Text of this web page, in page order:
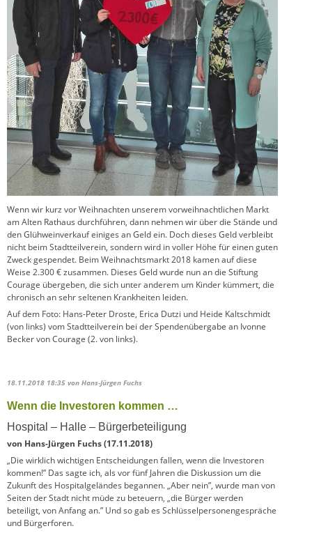
Wenn wir kurz vor Weihnachten unserem vorweihnachtlichen Markt
am Alten Rathaus durchführen, dann nehmen wir über die Stände und
den Glühweinverkauf einiges an Geld ein. Doch dieses Geld verbleibt
nicht beim Stadtteilverein, sondern wird in voller Höhe für einen guten
Zweck gespendet. Beim Weihnachtsmarkt 2018 kamen auf diese
Weise 2.300 € zusammen. Dieses Geld wurde nun an die Stiftung
Courage übergeben, die sich unter anderem um Kinder kümmert, die
chronisch an sehr seltenen Krankheiten leiden.
Auf dem Foto: Hans-Peter Droste, Erica Dutzi und Heide Kaltschmidt
(von links) vom Stadtteilverein bei der Spendenübergabe an Ivonne
Becker von Courage (2. von links).
18.11.2018 18:35 von Hans-Jürgen Fuchs
Wenn die Investoren kommen …
Hospital – Halle – Bürgerbeteiligung
von Hans-Jürgen Fuchs (17.11.2018)
„Die wirklich wichtigen Entscheidungen fallen, wenn die Investoren
kommen!” Das sagte ich, als vor fünf Jahren die Diskussion um die
Zukunft des Hospitalgeländes begannen. „Aber nein”, wurde man von
Seiten der Stadt nicht müde zu beteuern, „die Bürger werden
beteiligt, von Anfang an.” Und so gab es Schlüsselpersonengespräche
und Bürgerforen.